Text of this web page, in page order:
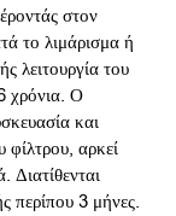
στον
το λιμάρισμα ή
λειτουργία του
χρόνια. Ο
και
αρκεί
Διατίθενται
περίπου 3 μήνες.